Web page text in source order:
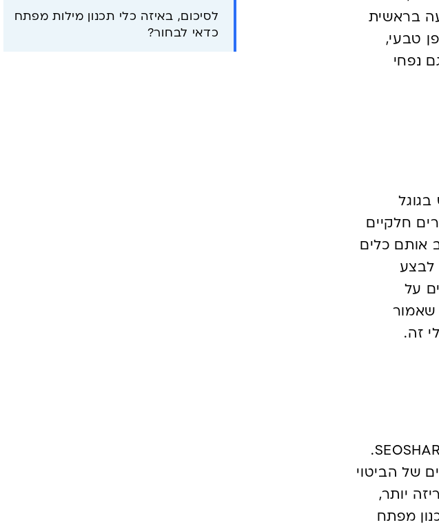
בראשית
טבעי,
נפחי
חלקיים
אותם כלים
לבצע
על
שאמור
זה.
בראש ובראשונה – אפשר לבדוק נפחי חיפוש בגוגל בכלי שלנו – SEOSHARK.
של הביטוי
יותר,
מפתח
לסיכום, באיזה כלי תכנון מילות מפתח
כדאי לבחור?